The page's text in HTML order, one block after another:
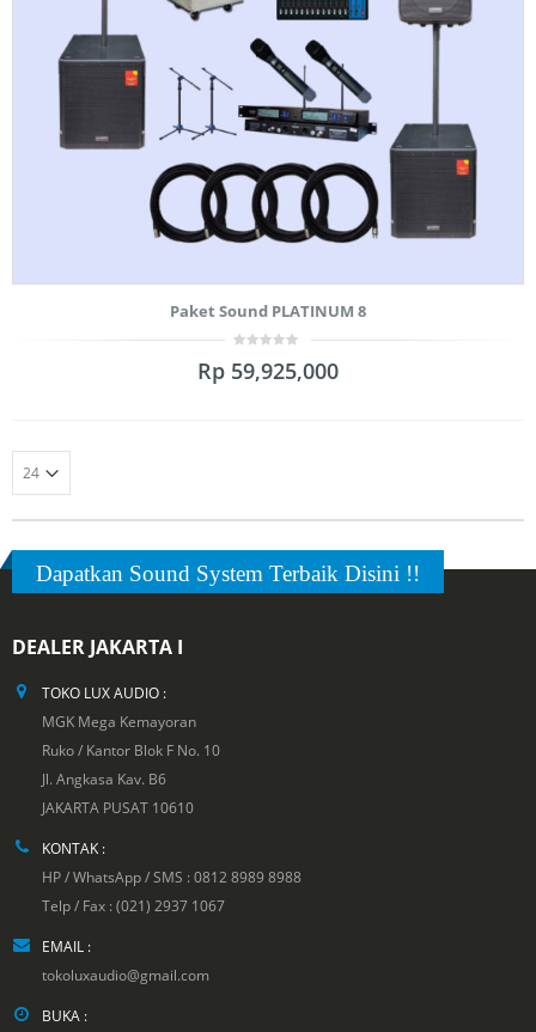
Paket Sound PLATINUM 8
out
Rp 59,925,000
Dapatkan Sound System Terbaik Disini !!
DEALER JAKARTA I
TOKO LUX AUDIO :
MGK Mega Kemayoran
Ruko / Kantor Blok F No. 10
Jl. Angkasa Kav. B6
JAKARTA PUSAT 10610
KONTAK :
HP / WhatsApp / SMS : 0812 8989 8988
Telp / Fax : (021) 2937 1067
EMAIL :
tokoluxaudio@gmail.com
BUKA :